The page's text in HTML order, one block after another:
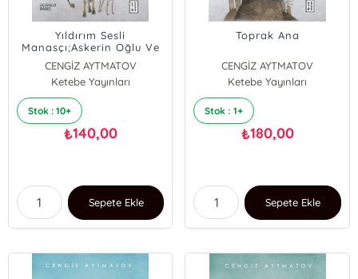
Yıldırım Sesli
Manasçı;Askerin Oğlu Ve
Beyaz Yağmur
CENGİZ AYTMATOV
Ketebe Yayınları
Stok : 10+
₺140,00
Sepete Ekle
Toprak Ana
CENGİZ AYTMATOV
Ketebe Yayınları
Stok : 1+
₺180,00
Sepete Ekle